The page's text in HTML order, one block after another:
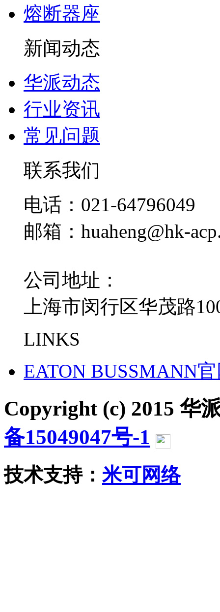
熔断器座
新闻动态
华派动态
行业资讯
常见问题
联系我们
电话：021-64796049
邮箱：huaheng@hk-
公司地址：
上海市闵行区华茂路
LINKS
EATON BUSSMANN
Copyright (c) 2015 华
备15049047号-1
技术支持： 米可网络